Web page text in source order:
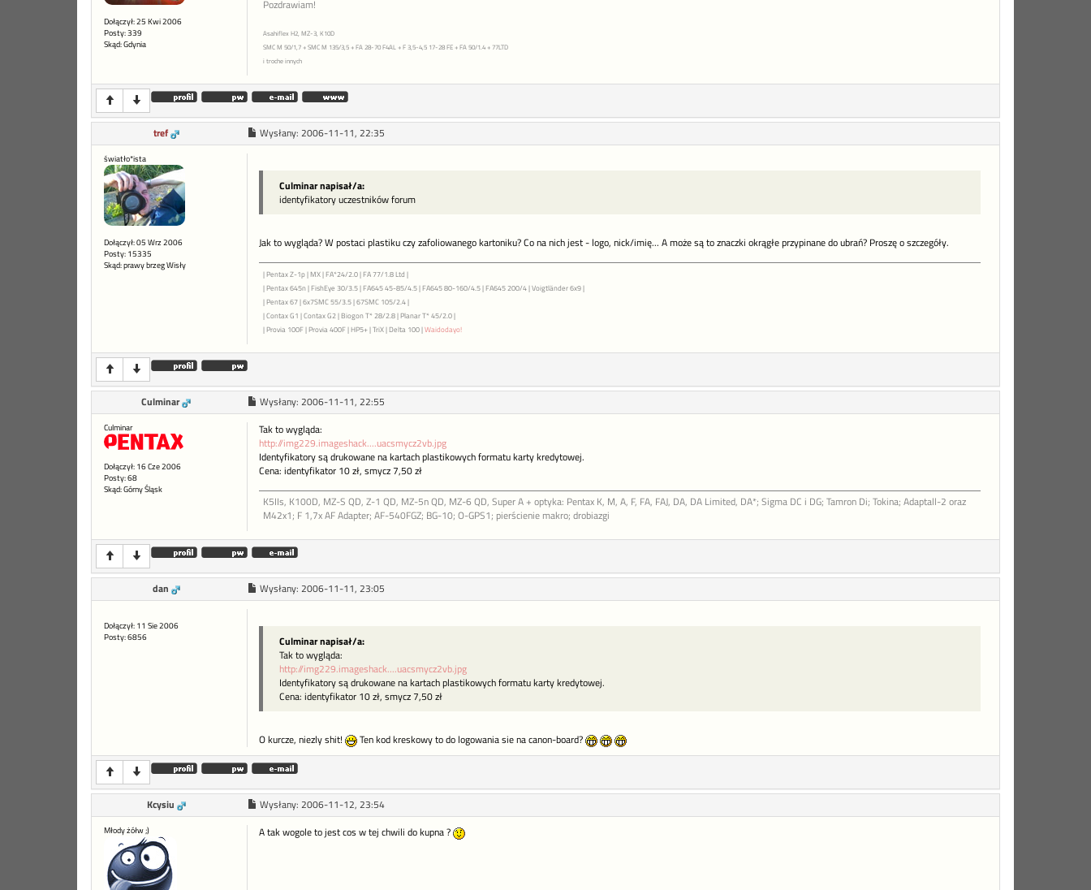
Dołączył: 25 Kwi 2006
Posty: 339
Skąd: Gdynia
Pozdrawiam!
Asahiflex H2, MZ-3, K10D
SMC M 50/1,7 + SMC M 135/3,5 + FA 28-70 F4AL + F 3,5-4,5 17-28 FE + FA 50/1.4 + 77LTD
i troche innych
tref Wysłany: 2006-11-11, 22:35
światło*ista
Dołączył: 05 Wrz 2006
Posty: 15335
Skąd: prawy brzeg Wisły
Culminar napisał/a:
identyfikatory uczestników forum
Jak to wygląda? W postaci plastiku czy zafoliowanego kartoniku? Co na nich jest - logo, nick/imię... A może są to znaczki okrągłe przypinane do ubrań? Proszę o szczegóły.
| Pentax Z-1p | MX | FA*24/2.0 | FA 77/1.8 Ltd |
| Pentax 645n | FishEye 30/3.5 | FA645 45-85/4.5 | FA645 80-160/4.5 | FA645 200/4 | Voigtländer 6x9 |
| Pentax 67 | 6x7SMC 55/3.5 | 67SMC 105/2.4 |
| Contax G1 | Contax G2 | Biogon T* 28/2.8 | Planar T* 45/2.0 |
| Provia 100F | Provia 400F | HP5+ | TriX | Delta 100 |Waidodayo!
Culminar Wysłany: 2006-11-11, 22:55
Culminar
Dołączył: 16 Cze 2006
Posty: 68
Skąd: Górny Śląsk
Tak to wygląda:
http://img229.imageshack....uacsmycz2vb.jpg
Identyfikatory są drukowane na kartach plastikowych formatu karty kredytowej.
Cena: identyfikator 10 zł, smycz 7,50 zł
K5IIs, K100D, MZ-S QD, Z-1 QD, MZ-5n QD, MZ-6 QD, Super A + optyka: Pentax K, M, A, F, FA, FAJ, DA, DA Limited, DA*; Sigma DC i DG; Tamron Di; Tokina; Adaptall-2 oraz
M42x1; F 1,7x AF Adapter; AF-540FGZ; BG-10; O-GPS1; pierścienie makro; drobiazgi
dan Wysłany: 2006-11-11, 23:05
Dołączył: 11 Sie 2006
Posty: 6856
Culminar napisał/a:
Tak to wygląda:
http://img229.imageshack....uacsmycz2vb.jpg
Identyfikatory są drukowane na kartach plastikowych formatu karty kredytowej.
Cena: identyfikator 10 zł, smycz 7,50 zł
O kurcze, niezly shit! Ten kod kreskowy to do logowania sie na canon-board?
Kcysiu Wysłany: 2006-11-12, 23:54
Młody żółw ;) A tak wogole to jest cos w tej chwili do kupna ?